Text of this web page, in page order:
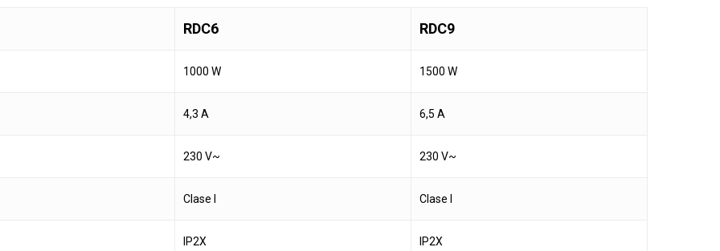
RDC6 RDC9
1000 W 1500 W
4,3 A 6,5 A
230 V~ 230 V~
Clase I Clase I
IP2X IP2X